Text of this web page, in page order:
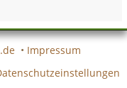
• Impressum